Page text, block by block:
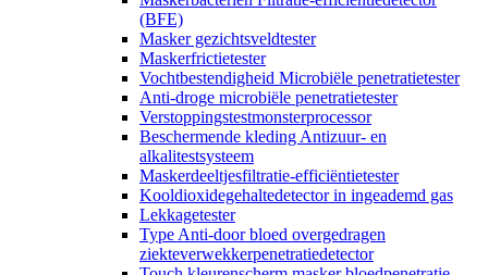
(BFE)
Masker gezichtsveldtester
Maskerfrictietester
Vochtbestendigheid Microbiële penetratietester
Anti-droge microbiële penetratietester
Verstoppingstestmonsterprocessor
Beschermende kleding Antizuur- en
alkalitestsysteem
Maskerdeeltjesfiltratie-efficiëntietester
Kooldioxidegehaltedetector in ingeademd gas
Lekkagetester
Type Anti-door bloed overgedragen
ziekteverwekkerpenetratiedetector